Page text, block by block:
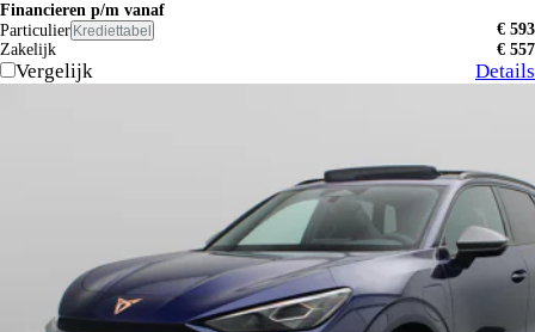
Financieren p/m vanaf
Particulier Krediettabel
€ 593
Zakelijk
€ 557
Vergelijk Details